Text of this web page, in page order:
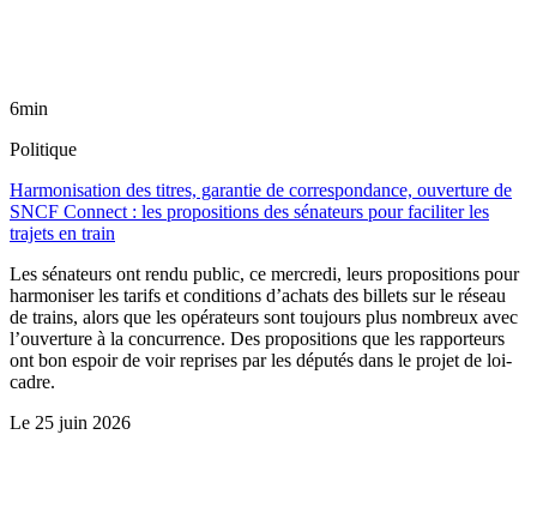
6min
Politique
Harmonisation des titres, garantie de correspondance, ouverture de
SNCF Connect : les propositions des sénateurs pour faciliter les
trajets en train
Les sénateurs ont rendu public, ce mercredi, leurs propositions pour
harmoniser les tarifs et conditions d’achats des billets sur le réseau
de trains, alors que les opérateurs sont toujours plus nombreux avec
l’ouverture à la concurrence. Des propositions que les rapporteurs
ont bon espoir de voir reprises par les députés dans le projet de loi-
cadre.
Le 25 juin 2026